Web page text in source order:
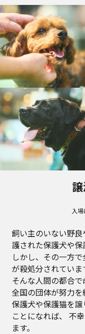
入
飼い主のいない野
護された保護犬や保
しかし、その一方
が殺処分されていま
そんな人間の都合で
全国の団体が努力を
保護犬や保護猫を
ことになれば、
不
ます。